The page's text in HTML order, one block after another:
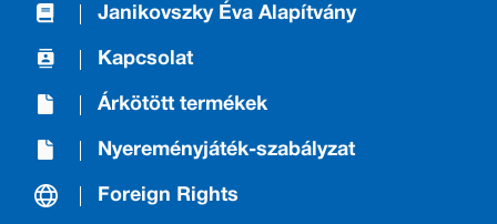
Janikovszky Éva Alapítvány
Kapcsolat
Árkötött termékek
Nyereményjáték-szabályzat
Foreign Rights